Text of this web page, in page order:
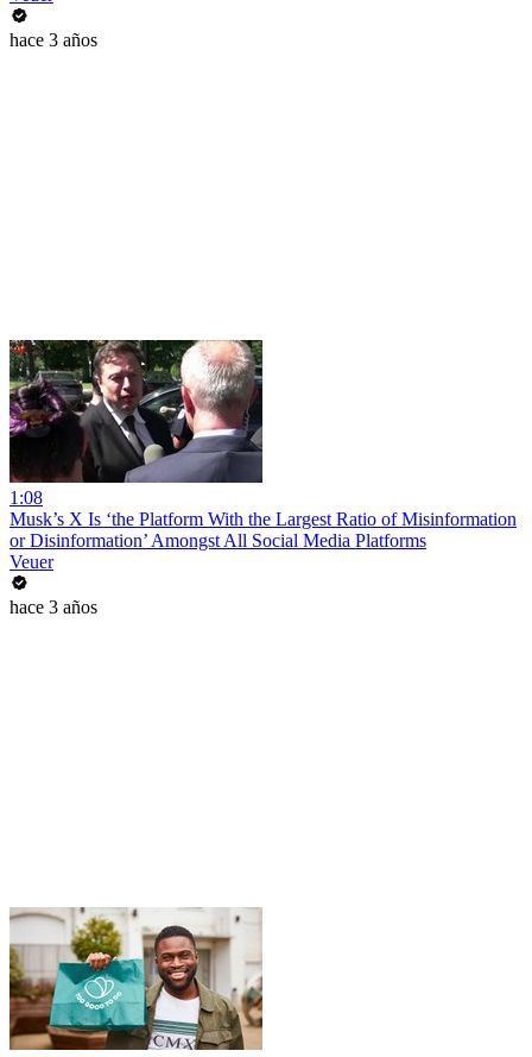
hace 3 años
1:08
Musk’s X Is ‘the Platform With the Largest Ratio of Misinformation
or Disinformation’ Amongst All Social Media Platforms
Veuer
hace 3 años